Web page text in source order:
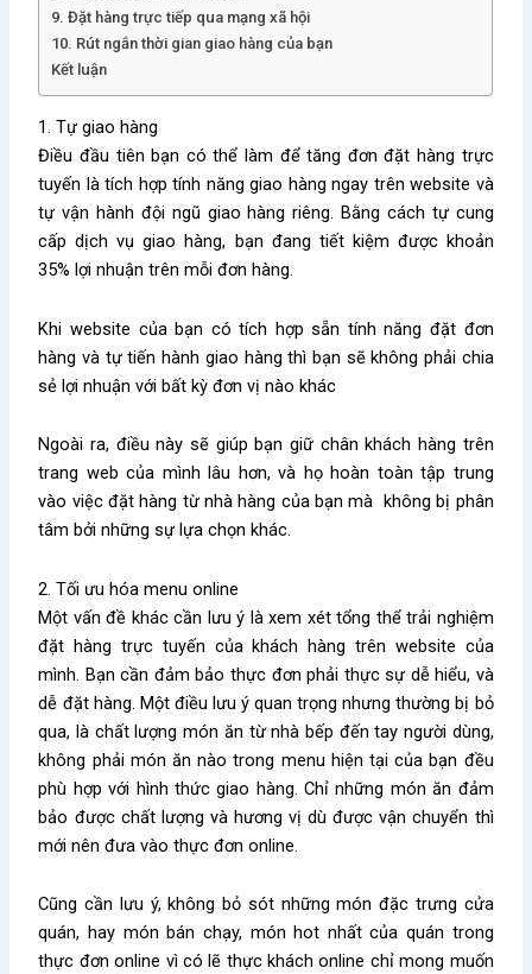
9. Đặt hàng trực tiếp qua mạng xã hội
10. Rút ngắn thời gian giao hàng của bạn
Kết luận
1. Tự giao hàng
Điều đầu tiên bạn có thể làm để tăng đơn đặt hàng trực
tuyến là tích hợp tính năng giao hàng ngay trên website và
tự vận hành đội ngũ giao hàng riêng.Bằng cách tự cung
cấp dịch vụ giao hàng, bạn đang tiết kiệm được khoản
35% lợi nhuận trên mỗi đơn hàng.
Khi website của bạn có tích hợp sẵn tính năng đặt đơn
hàng và tự tiến hành giao hàng thì bạn sẽ không phải chia
sẻ lợi nhuận với bất kỳ đơn vị nào khác
Ngoài ra, điều này sẽ giúp bạn giữ chân khách hàng trên
trang web của mình lâu hơn, và họ hoàn toàn tập trung
vào việc đặt hàng từ nhà hàng của bạn mà không bị phân
tâm bởi những sự lựa chọn khác.
2. Tối ưu hóa menu online
Một vấn đề khác cần lưu ý là xem xét tổng thể trải nghiệm
đặt hàng trực tuyến của khách hàng trên website của
mình. Bạn cần đảm bảo thực đơn phải thực sự dễ hiểu, và
dễ đặt hàng. Một điều lưu ý quan trọng nhưng thường bị bỏ
qua, là chất lượng món ăn từ nhà bếp đến tay người dùng,
không phải món ăn nào trong menu hiện tại của bạn đều
phù hợp với hình thức giao hàng. Chỉ những món ăn đảm
bảo được chất lượng và hương vị dù được vận chuyển thì
mới nên đưa vào thực đơn online.
Cũng cần lưu ý, không bỏ sót những món đặc trưng cửa
quán, hay món bán chạy, món hot nhất của quán trong
thực đơn online vì có lẽ thực khách online chỉ mong muốn